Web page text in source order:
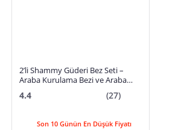
2’li Shammy Güderi Bez Seti –
Araba Kurulama Bezi ve Araba
4.4 (27)
Son 10 Günün En Düşük Fiyatı